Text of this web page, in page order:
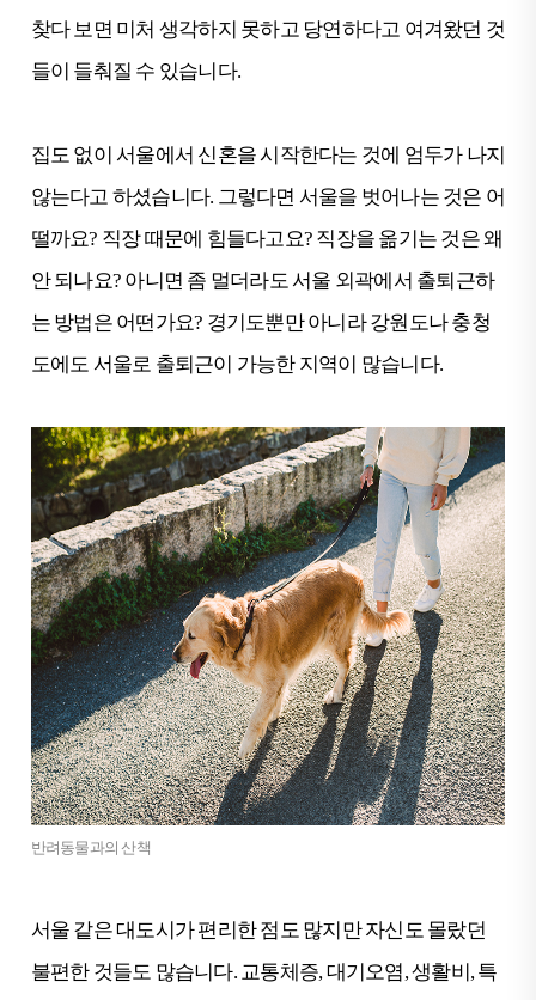
찾다 보면 미처 생각하지 못하고 당연하다고 여겨왔던 것
들이 들춰질 수 있습니다.
집도 없이 서울에서 신혼을 시작한다는 것에 엄두가 나지
않는다고 하셨습니다. 그렇다면 서울을 벗어나는 것은 어
떨까요? 직장 때문에 힘들다고요? 직장을 옮기는 것은 왜
안 되나요? 아니면 좀 멀더라도 서울 외곽에서 출퇴근하
는 방법은 어떤가요? 경기도뿐만 아니라 강원도나 충청
도에도 서울로 출퇴근이 가능한 지역이 많습니다.
반려동물과의 산책
서울 같은 대도시가 편리한 점도 많지만 자신도 몰랐던
불편한 것들도 많습니다. 교통체증, 대기오염, 생활비, 특